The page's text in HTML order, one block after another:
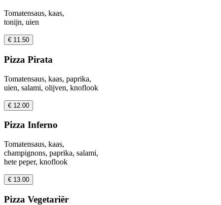
Tomatensaus, kaas,
tonijn, uien
€ 11.50
Pizza Pirata
Tomatensaus, kaas, paprika,
uien, salami, olijven, knoflook
€ 12.00
Pizza Inferno
Tomatensaus, kaas,
champignons, paprika, salami,
hete peper, knoflook
€ 13.00
Pizza Vegetariër